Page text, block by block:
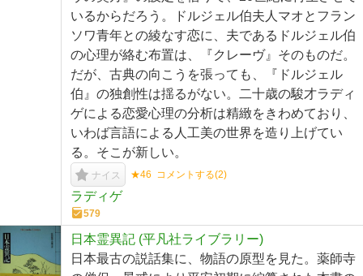
いるからだろう。ドルジェル伯夫人マオとフラン
ソワ青年との綾なす恋に、夫であるドルジェル伯
の心理が絡む布置は、『クレーヴ』そのものだ。
だが、古典の向こうを張っても、『ドルジェル
伯』の独創性は揺るがない。二十歳の駿才ラディ
ゲによる恋愛心理の分析は精緻をきわめており、
いわば言語による人工美の世界を造り上げてい
る。そこが新しい。
ナイス ★46 コメントする(2)
ラディゲ
579
日本霊異記 (平凡社ライブラリー)
日本最古の説話集に、物語の原型を見た。薬師寺